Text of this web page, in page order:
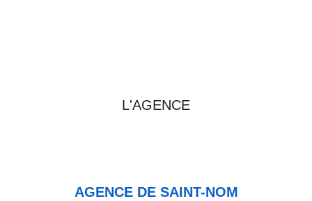
L'AGENCE
AGENCE DE SAINT-NOM